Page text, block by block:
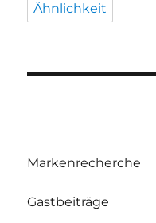
Ähnlichkeit
Markenrecherche
Gastbeiträge